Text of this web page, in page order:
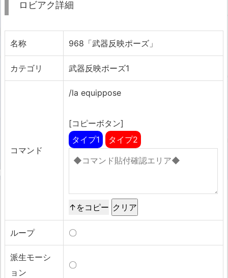
ロビアク詳細
名称 968「武器反映ポーズ」
カテゴリ 武器反映ポーズ1
コマンド
/la equippose
[コピーボタン]
タイプ1
タイプ2
↑をコピー
ループ 〇
派生モーシ
ョン
〇